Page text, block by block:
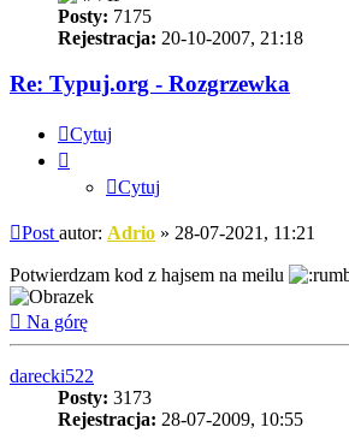
Posty: 7175
Rejestracja: 20-10-2007, 21:18
Re: Typuj.org - Rozgrzewka
Cytuj
Cytuj
Post autor: Adrio » 28-07-2021, 11:21
Potwierdzam kod z hajsem na meilu
Na górę
darecki522
Posty: 3173
Rejestracja: 28-07-2009, 10:55